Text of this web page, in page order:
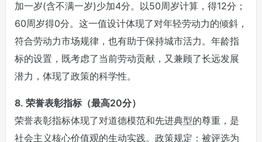
加一岁(含不满一岁)少加4分。以50周岁计算，得12分；
60周岁得0分。这一值设计体现了对年轻劳动力的倾斜，
符合劳动力市场规律，也有助于保持城市活力。年龄指
标的设置，既考虑了当前劳动贡献，又兼顾了长远发展
潜力，体现了政策的科学性。
8. 荣誉表彰指标（最高20分）
荣誉表彰指标体现了对道德模范和先进典型的尊重，是
社会主义核心价值观的生动实践。政策规定：被评选为